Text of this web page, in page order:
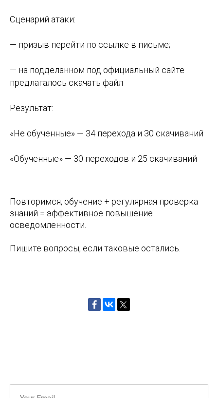
Сценарий атаки:
— призыв перейти по ссылке в письме;
— на подделанном под официальный сайте
предлагалось скачать файл
Результат:
«Не обученные» — 34 перехода и 30 скачиваний
«Обученные» — 30 переходов и 25 скачиваний
Повторимся, обучение + регулярная проверка
знаний = эффективное повышение
осведомленности.
Пишите вопросы, если таковые остались.